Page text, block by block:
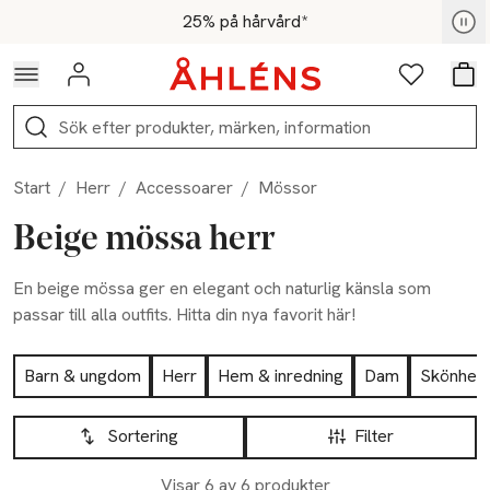
Hoppa till navigationsmenyn25% på hårvård*
För medlemmar - Shoppa nu
Logga in Favoriter
Sök
Start / Herr / Accessoarer / Mössor
Beige mössa herr
En beige mössa ger en elegant och naturlig känsla som
passar till alla outfits. Hitta din nya favorit här!
Hoppa till produktsidan
Barn & ungdom Herr Hem & inredning Dam
Skönhet
Hoppa till produktsidan
Filter
Sortering
Lista över produkter